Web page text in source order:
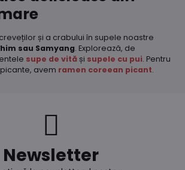
și a crabului în supele noastre
sau Samyang. Explorează, de
supe de vită și supele cu pui. Pentru
avem ramen coreean picant.
Newsletter